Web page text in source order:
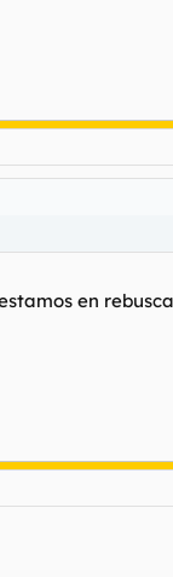
en